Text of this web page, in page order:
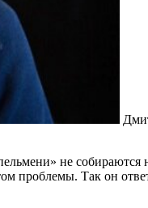
не
проблемы. Так он